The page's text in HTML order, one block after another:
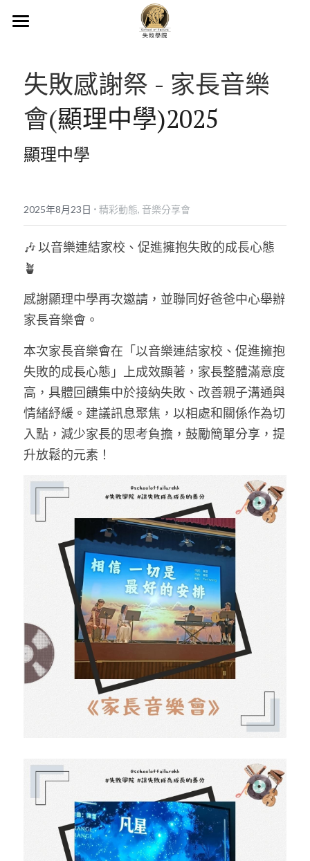
最新動態
精彩動態
失敗故障庫
活動形式
失敗遊戲
關於我們
62303677
失敗感謝祭 - 家長音樂
會(顯理中學)2025
顯理中學
2025年8月23日 · 精彩動態, 音樂分享會
🎶 以音樂連結家校、促進擁抱失敗的成長心態
🪴
感謝顯理中學再次邀請，並聯同好爸爸中心舉辦
家長音樂會。
本次家長音樂會在「以音樂連結家校、促進擁抱
失敗的成長心態」上成效顯著，家長整體滿意度
高，具體回饋集中於接納失敗、改善親子溝通與
情緒紓緩。建議訊息聚焦，以相處和關係作為切
入點，減少家長的思考負擔，鼓勵簡單分享，提
升放鬆的元素！
商品分類
所有商品分類